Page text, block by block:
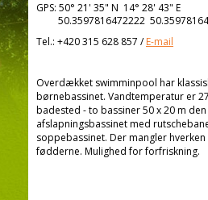
GPS: 50° 21' 35" N 14° 28' 43" E
50.3597816472222
Tel.: +420 315 628 857 /E-mail
Overdækket swimminpool har
børnebassinet. Vandtemperatur er
badested - to bassiner 50 x 20 m
afslapningsbassinet med
soppebassinet. Der mangler
fødderne. Mulighed for forfriskning.